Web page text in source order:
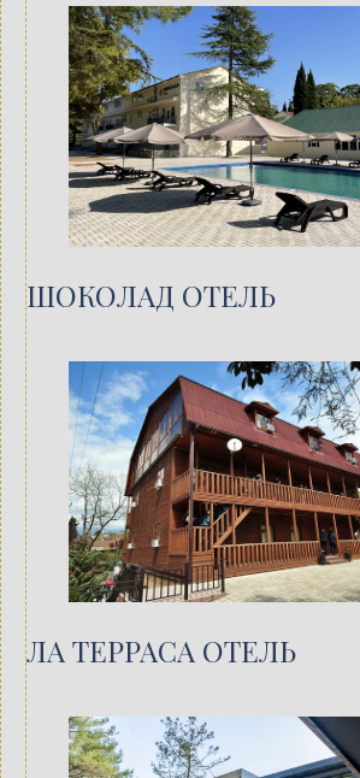
ШОКОЛАД ОТЕЛЬ
ЛА ТЕРРАСА ОТЕЛЬ